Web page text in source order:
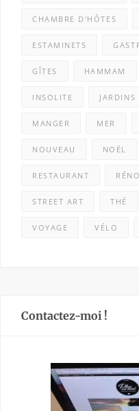
CHAMBRE D'HÔTES
ESTAMINETS
GÎTES HAMMAM
INSOLITE JARDINS
MANGER MER
NOUVEAU NOËL
RESTAURANT
STREET ART THÉ
VOYAGE VÉLO
Contactez-moi !